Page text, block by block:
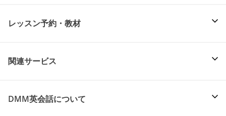
レッスン予約・教材
関連サービス
DMM英会話について